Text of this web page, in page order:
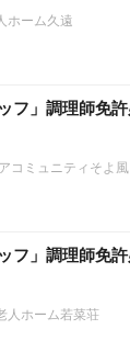
ホーム久遠
フ」調理師免
コミュニティそよ風
フ」調理師免
人ホーム若菜荘